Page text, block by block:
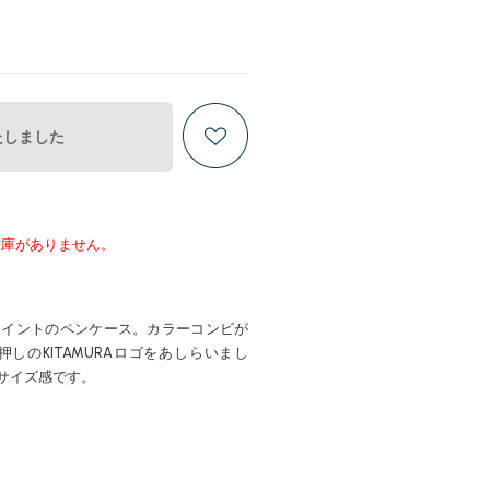
ました
がありません。
ントのペンケース。カラーコンビが
のKITAMURAロゴをあしらいまし
ズ感です。